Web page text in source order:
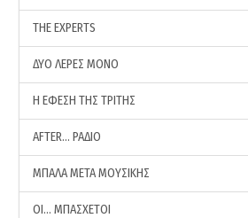
THE EXPERTS
ΔΥΟ ΛΕΡΕΣ ΜΟΝΟ
Η ΕΦΕΣΗ ΤΗΣ ΤΡΙΤΗΣ
AFTER… ΡΑΔΙΟ
ΜΠΑΛΑ ΜΕΤΑ ΜΟΥΣΙΚΗΣ
ΟΙ… ΜΠΑΣΧΕΤΟΙ